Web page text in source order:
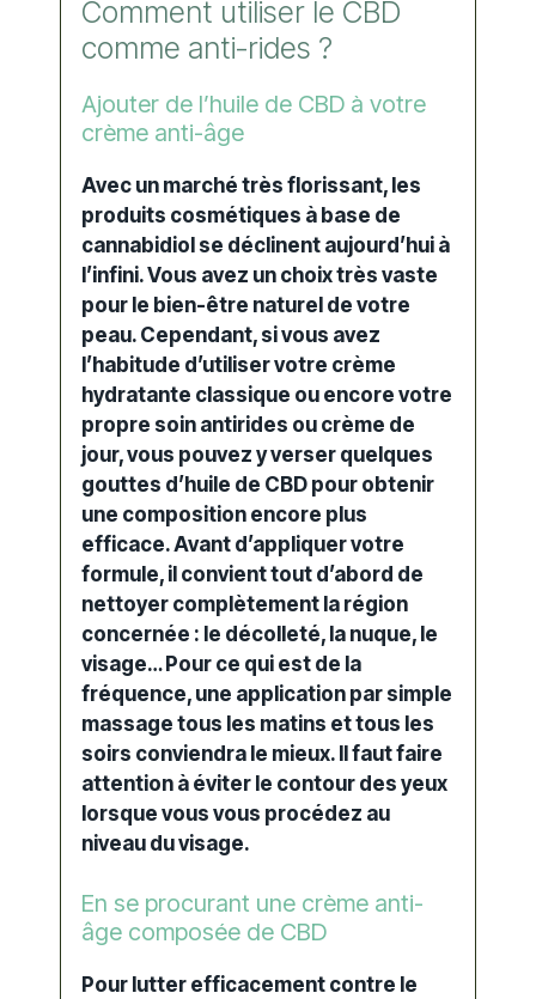
Comment utiliser le CBD
comme anti-rides ?
Ajouter de l’huile de CBD à votre
crème anti-âge
Avec un marché très florissant, les
produits cosmétiques à base de
cannabidiol se déclinent aujourd’hui à
l’infini. Vous avez un choix très vaste
pour le bien-être naturel de votre
peau. Cependant, si vous avez
l’habitude d’utiliser votre crème
hydratante classique ou encore votre
propre soin antirides ou crème de
jour, vous pouvez y verser quelques
gouttes d’huile de CBD pour obtenir
une composition encore plus
efficace. Avant d’appliquer votre
formule, il convient tout d’abord de
nettoyer complètement la région
concernée : le décolleté, la nuque, le
visage… Pour ce qui est de la
fréquence, une application par simple
massage tous les matins et tous les
soirs conviendra le mieux. Il faut faire
attention à éviter le contour des yeux
lorsque vous vous procédez au
niveau du visage.
En se procurant une crème anti-
âge composée de CBD
Pour lutter efficacement contre le